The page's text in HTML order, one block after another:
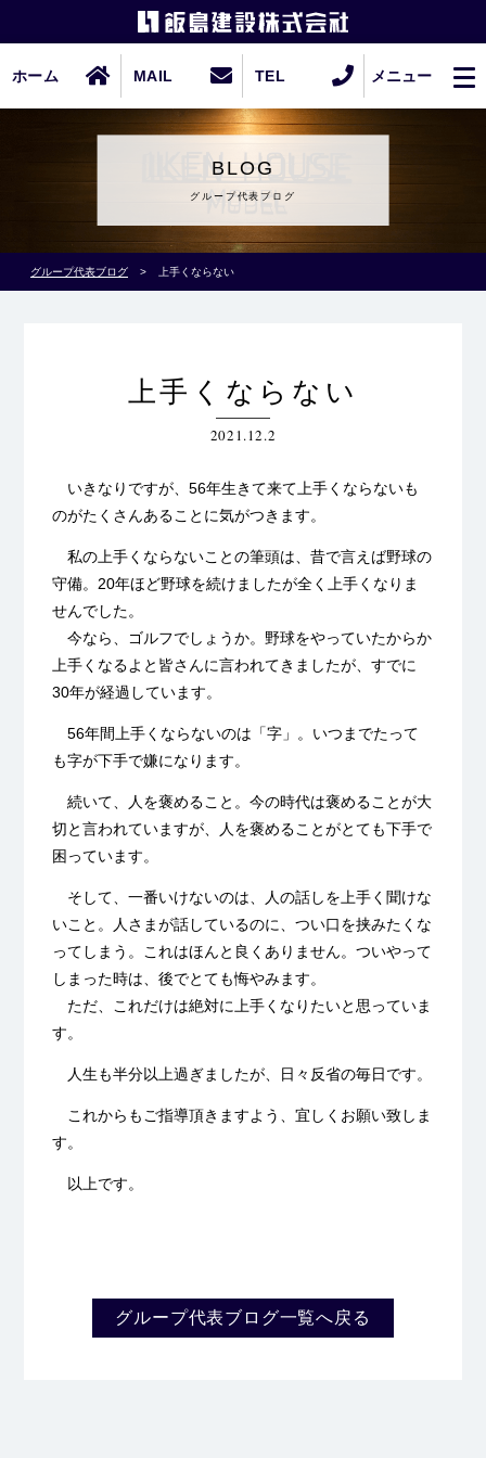
ホーム MAIL TEL メニュー
BLOG
グループ代表ブログ
グループ代表ブログ > 上手くならない
上手くならない
2021.12.2
いきなりですが、56年生きて来て上手くならないも
のがたくさんあることに気がつきます。
私の上手くならないことの筆頭は、昔で言えば野球の
守備。 20年ほど野球を続けましたが全く上手くなりま
せんでした。
今なら、ゴルフでしょうか。野球をやっていたからか
上手くなるよと皆さんに言われてきましたが、すでに
30年が経過しています。
56年間上手くならないのは「字」。いつまでたって
も字が下手で嫌になります。
続いて、人を褒めること。今の時代は褒めることが大
切と言われていますが、人を褒めることがとても下手で
困っています。
そして、一番いけないのは、人の話しを上手く聞けな
いこと。人さまが話しているのに、つい口を挟みたくな
ってしまう。これはほんと良くありません。ついやって
しまった時は、後でとても悔やみます。
ただ、これだけは絶対に上手くなりたいと思っていま
す。
人生も半分以上過ぎましたが、日々反省の毎日です。
これからもご指導頂きますよう、宜しくお願い致しま
す。
以上です。
グループ代表ブログ一覧へ戻る